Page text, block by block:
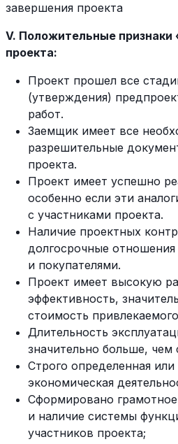
завершения проекта
V. Положительные признаки
проекта:
Проект прошел все
(утверждения)
работ.
Заемщик имеет все
разрешительные
проекта.
Проект имеет успешно
особенно если эти
с участниками проекта.
Наличие проектных
долгосрочные
и покупателями.
Проект имеет высокую
эффективность,
стоимость
Длительность
значительно больше, чем
Строго определенная или
экономическая
Сформировано
и наличие системы
участников проекта;